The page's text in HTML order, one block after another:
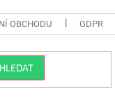
OBCHODU GDPR
HLEDAT